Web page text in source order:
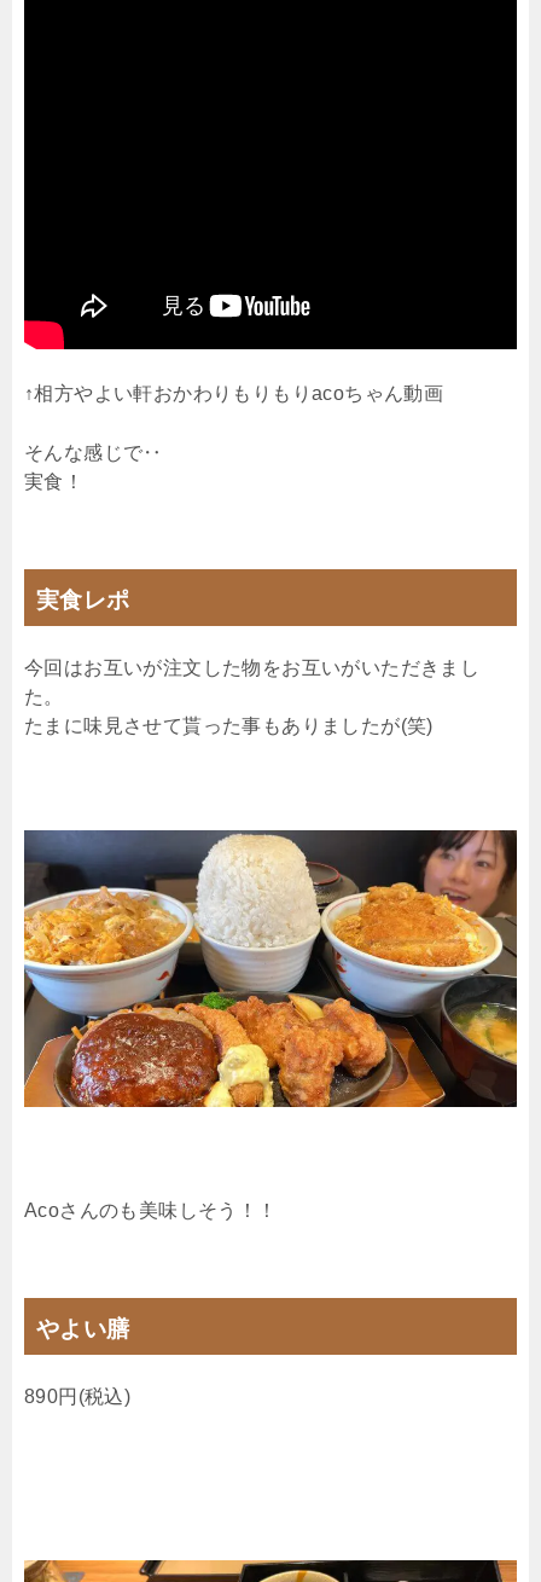
↑相方やよい軒おかわりもりもりacoちゃん動画
そんな感じで‥
実食！
実食レポ
今回はお互いが注文した物をお互いがいただきまし
た。
たまに味見させて貰った事もありましたが(笑)
Acoさんのも美味しそう！！
やよい膳
890円(税込)